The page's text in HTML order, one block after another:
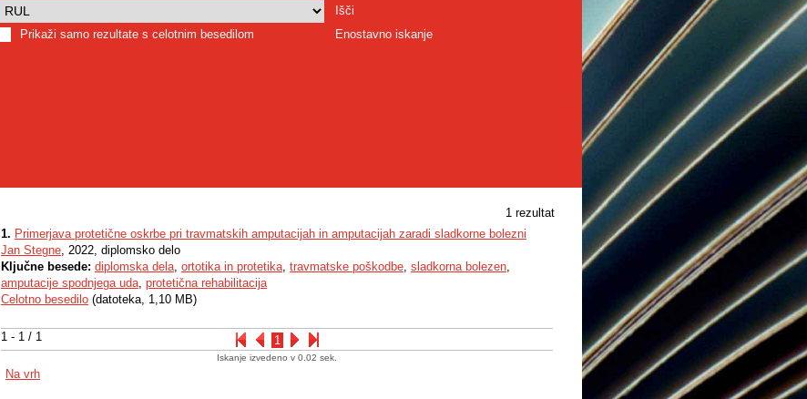
Išči
Prikaži samo rezultate s celotnim besedilom
Enostavno iskanje
1 rezultat
1 - 1 / 1 1
1. Primerjava protetične oskrbe pri travmatskih amputacijah in amputacijah zaradi sladkorne bolezni
Jan Stegne, 2022, diplomsko delo
Ključne besede: diplomska dela, ortotika in protetika, travmatske poškodbe, sladkorna bolezen,
amputacije spodnjega uda, protetična rehabilitacija
Celotno besedilo (datoteka, 1,10 MB)
Iskanje izvedeno v 0.02 sek.
Na vrh